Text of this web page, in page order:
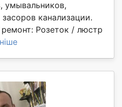
умывальников,
канализации.
Розеток / люстр